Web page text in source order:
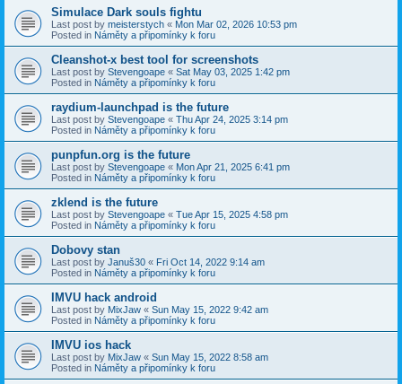
Simulace Dark souls fightu
Last post by meisterstych « Mon Mar 02, 2026 10:53 pm
Posted in Náměty a připomínky k foru
Cleanshot-x best tool for screenshots
Last post by Stevengoape « Sat May 03, 2025 1:42 pm
Posted in Náměty a připomínky k foru
raydium-launchpad is the future
Last post by Stevengoape « Thu Apr 24, 2025 3:14 pm
Posted in Náměty a připomínky k foru
punpfun.org is the future
Last post by Stevengoape « Mon Apr 21, 2025 6:41 pm
Posted in Náměty a připomínky k foru
zklend is the future
Last post by Stevengoape « Tue Apr 15, 2025 4:58 pm
Posted in Náměty a připomínky k foru
Dobovy stan
Last post by Januš30 « Fri Oct 14, 2022 9:14 am
Posted in Náměty a připomínky k foru
IMVU hack android
Last post by MixJaw « Sun May 15, 2022 9:42 am
Posted in Náměty a připomínky k foru
IMVU ios hack
Last post by MixJaw « Sun May 15, 2022 8:58 am
Posted in Náměty a připomínky k foru